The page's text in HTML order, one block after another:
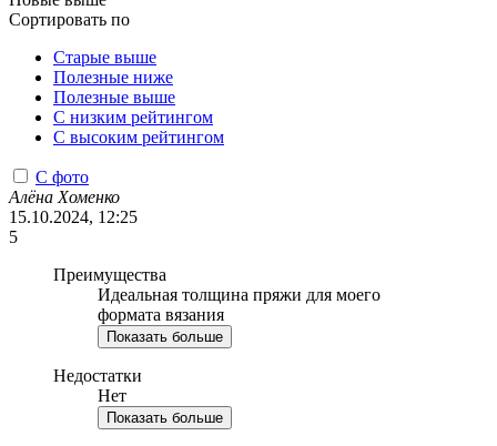
Сортировать по
Старые выше
Полезные ниже
Полезные выше
С низким рейтингом
C высоким рейтингом
С фото
Алёна Хоменко
15.10.2024, 12:25
5
Преимущества
Идеальная толщина пряжи для моего
формата вязания
Показать больше
Недостатки
Нет
Показать больше